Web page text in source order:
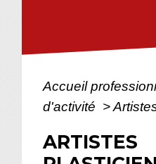
Accueil
d'activité >
ARTISTES